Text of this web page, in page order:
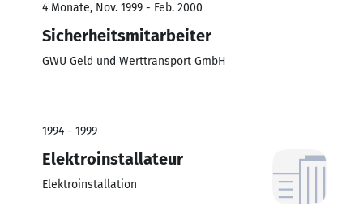
4 Monate, Nov. 1999 - Feb. 2000
Sicherheitsmitarbeiter
GWU Geld und Werttransport GmbH
1994 - 1999
Elektroinstallateur
Elektroinstallation